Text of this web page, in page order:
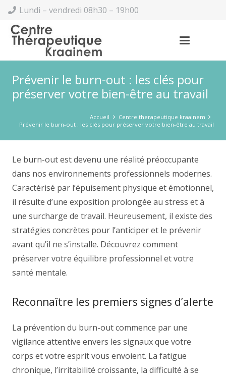
Lundi – vendredi 08h30 – 19h00
Prévenir le burn-out : les clés pour
préserver votre bien-être au travail
Accueil
Centre therapeutique kraainem
Prévenir le burn-out : les clés pour préserver votre bien-être au travail
Le burn-out est devenu une réalité préoccupante
dans nos environnements professionnels modernes.
Caractérisé par l’épuisement physique et émotionnel,
il résulte d’une exposition prolongée au stress et à
une surcharge de travail. Heureusement, il existe des
stratégies concrètes pour l’anticiper et le prévenir
avant qu’il ne s’installe. Découvrez comment
préserver votre équilibre professionnel et votre
santé mentale.
Reconnaître les premiers signes d’alerte
La prévention du burn-out commence par une
vigilance attentive envers les signaux que votre
corps et votre esprit vous envoient. La fatigue
chronique, l’irritabilité croissante, la difficulté à se